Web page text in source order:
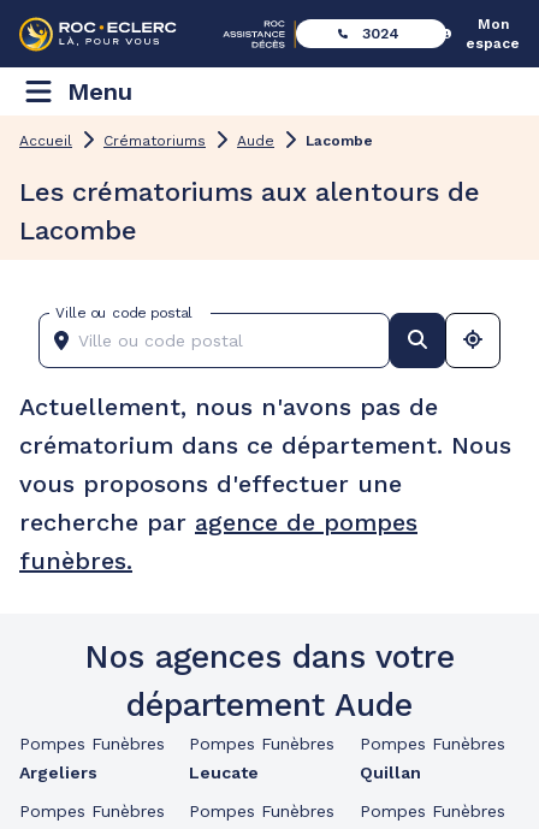
3024
Mon
espace
Menu
Accueil Crématoriums Aude Lacombe
Les crématoriums aux alentours de
Lacombe
Ville ou code postal
Actuellement, nous n'avons pas de
crématorium dans ce département. Nous
vous proposons d'effectuer une
recherche par agence de pompes
funèbres.
Nos agences dans votre
département Aude
Pompes Funèbres
Argeliers
Pompes Funèbres
Pompes Funèbres
Leucate
Pompes Funèbres
Pompes Funèbres
Quillan
Pompes Funèbres